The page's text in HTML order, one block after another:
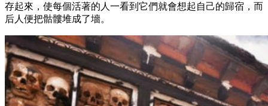
存起來，使每個活著的人一看到它們就會想起自己的歸宿，而
后人便把骷髏堆成了墻。